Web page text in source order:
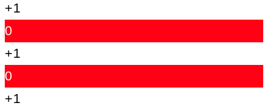
+1
0
+1
0
+1